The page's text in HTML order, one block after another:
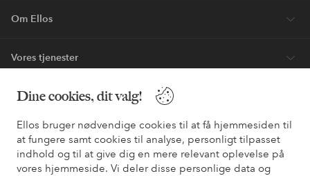
Dine cookies, dit valg!
Ellos bruger nødvendige cookies til at få hjemmesiden til
at fungere samt cookies til analyse, personligt tilpasset
indhold og til at give dig en mere relevant oplevelse på
vores hjemmeside. Vi deler disse personlige data og
Om Ellos
Vores tjenester
Vilkår
Venner